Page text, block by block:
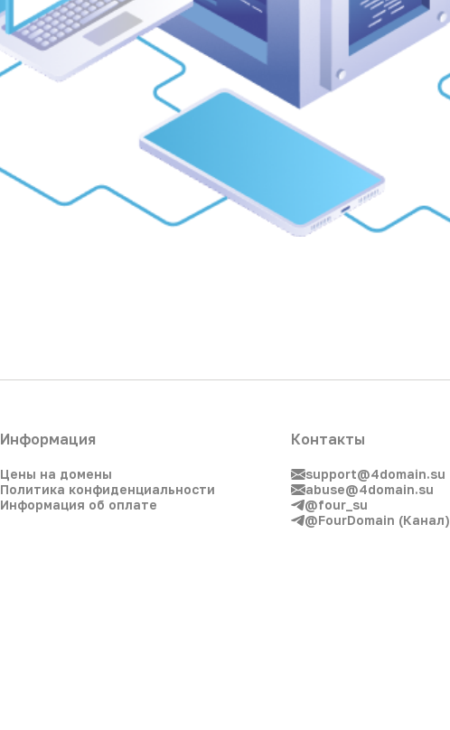
Информация
Цены на домены
Политика конфиденциальности
Информация об оплате
Контакты
support@4domain.su
abuse@4domain.su
@four_su
@FourDomain (Канал)